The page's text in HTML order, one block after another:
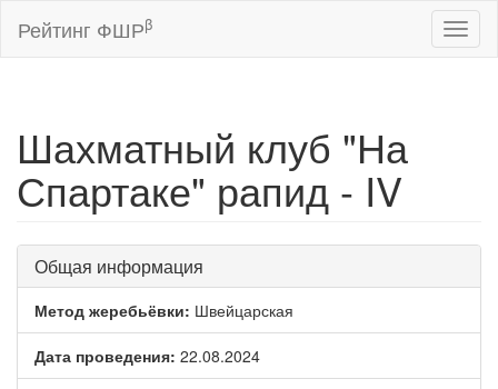
Рейтинг ФШРβ
Шахматный клуб "На
Спартаке" рапид - IV
Общая информация
Метод жеребьёвки: Швейцарская
Дата проведения: 22.08.2024